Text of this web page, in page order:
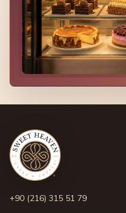
+90 (216) 315 51 79